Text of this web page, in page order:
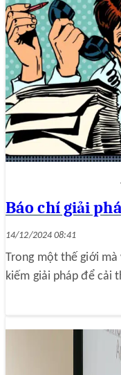
Báo chí giải
14/12/2024 08:41
Trong một thế giới
kiếm giải pháp để cải